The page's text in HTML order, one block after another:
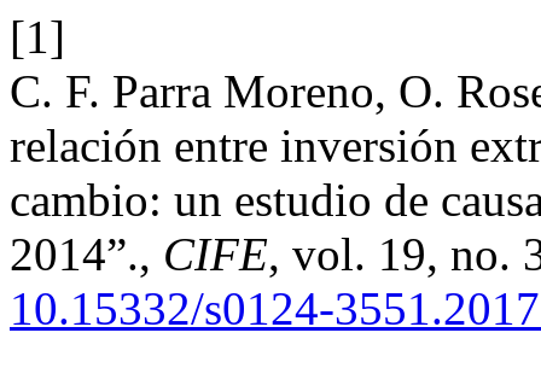
[1]
C. F. Parra Moreno, O.
relación entre inversión
cambio: un estudio de
2014”., CIFE, vol. 19, no.
10.15332/s0124-